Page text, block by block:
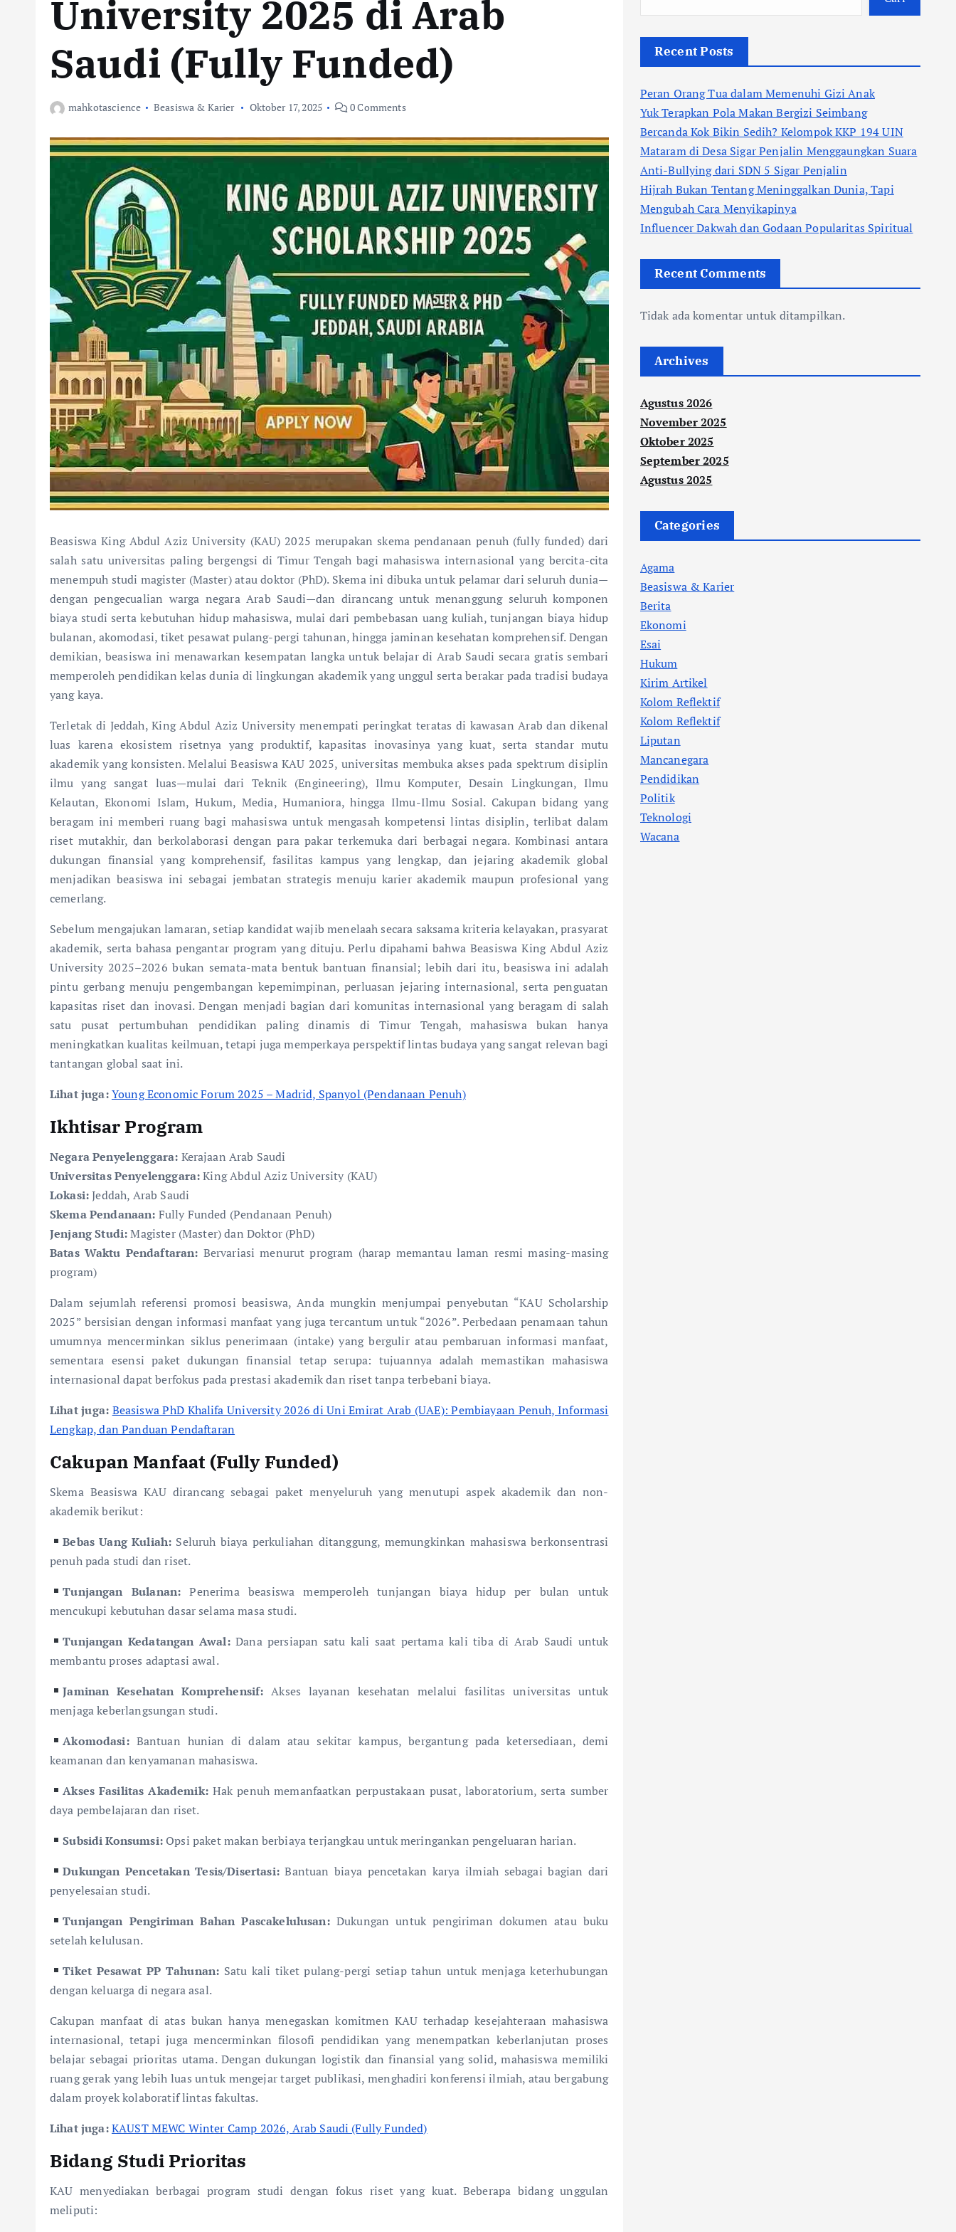
University 2025 di Arab
Saudi (Fully Funded)
mahkotascience Beasiswa & Karier Oktober 17, 2025 0 Comments
Beasiswa King Abdul Aziz University (KAU) 2025 merupakan skema pendanaan penuh (fully funded) dari
salah satu universitas paling bergengsi di Timur Tengah bagi mahasiswa internasional yang bercita-cita
menempuh studi magister (Master) atau doktor (PhD). Skema ini dibuka untuk pelamar dari seluruh dunia—
dengan pengecualian warga negara Arab Saudi—dan dirancang untuk menanggung seluruh komponen
biaya studi serta kebutuhan hidup mahasiswa, mulai dari pembebasan uang kuliah, tunjangan biaya hidup
bulanan, akomodasi, tiket pesawat pulang-pergi tahunan, hingga jaminan kesehatan komprehensif. Dengan
demikian, beasiswa ini menawarkan kesempatan langka untuk belajar di Arab Saudi secara gratis sembari
memperoleh pendidikan kelas dunia di lingkungan akademik yang unggul serta berakar pada tradisi budaya
yang kaya.
Terletak di Jeddah, King Abdul Aziz University menempati peringkat teratas di kawasan Arab dan dikenal
luas karena ekosistem risetnya yang produktif, kapasitas inovasinya yang kuat, serta standar mutu
akademik yang konsisten. Melalui Beasiswa KAU 2025, universitas membuka akses pada spektrum disiplin
ilmu yang sangat luas—mulai dari Teknik (Engineering), Ilmu Komputer, Desain Lingkungan, Ilmu
Kelautan, Ekonomi Islam, Hukum, Media, Humaniora, hingga Ilmu-Ilmu Sosial. Cakupan bidang yang
beragam ini memberi ruang bagi mahasiswa untuk mengasah kompetensi lintas disiplin, terlibat dalam
riset mutakhir, dan berkolaborasi dengan para pakar terkemuka dari berbagai negara. Kombinasi antara
dukungan finansial yang komprehensif, fasilitas kampus yang lengkap, dan jejaring akademik global
menjadikan beasiswa ini sebagai jembatan strategis menuju karier akademik maupun profesional yang
cemerlang.
Sebelum mengajukan lamaran, setiap kandidat wajib menelaah secara saksama kriteria kelayakan, prasyarat
akademik, serta bahasa pengantar program yang dituju. Perlu dipahami bahwa Beasiswa King Abdul Aziz
University 2025–2026 bukan semata-mata bentuk bantuan finansial; lebih dari itu, beasiswa ini adalah
pintu gerbang menuju pengembangan kepemimpinan, perluasan jejaring internasional, serta penguatan
kapasitas riset dan inovasi. Dengan menjadi bagian dari komunitas internasional yang beragam di salah
satu pusat pertumbuhan pendidikan paling dinamis di Timur Tengah, mahasiswa bukan hanya
meningkatkan kualitas keilmuan, tetapi juga memperkaya perspektif lintas budaya yang sangat relevan bagi
tantangan global saat ini.
Lihat juga:Young Economic Forum 2025 – Madrid, Spanyol (Pendanaan Penuh)
Ikhtisar Program
Negara Penyelenggara: Kerajaan Arab Saudi
Universitas Penyelenggara:King Abdul Aziz University (KAU)
Lokasi:Jeddah, Arab Saudi
Skema Pendanaan: Fully Funded (Pendanaan Penuh)
Jenjang Studi:Magister (Master) dan Doktor (PhD)
Batas Waktu Pendaftaran: Bervariasi menurut program (harap memantau laman resmi masing-masing
program)
Dalam sejumlah referensi promosi beasiswa, Anda mungkin menjumpai penyebutan “KAU Scholarship
2025” bersisian dengan informasi manfaat yang juga tercantum untuk “2026”. Perbedaan penamaan tahun
umumnya mencerminkan siklus penerimaan (intake) yang bergulir atau pembaruan informasi manfaat,
sementara esensi paket dukungan finansial tetap serupa: tujuannya adalah memastikan mahasiswa
internasional dapat berfokus pada prestasi akademik dan riset tanpa terbebani biaya.
Lihat juga: Beasiswa PhD Khalifa University 2026 di Uni Emirat Arab (UAE): Pembiayaan Penuh, Informasi
Lengkap, dan Panduan Pendaftaran
Cakupan Manfaat (Fully Funded)
Skema Beasiswa KAU dirancang sebagai paket menyeluruh yang menutupi aspek akademik dan non-
akademik berikut:
Bebas Uang Kuliah: Seluruh biaya perkuliahan ditanggung, memungkinkan mahasiswa berkonsentrasi
penuh pada studi dan riset.
Tunjangan Bulanan: Penerima beasiswa memperoleh tunjangan biaya hidup per bulan untuk
mencukupi kebutuhan dasar selama masa studi.
Tunjangan Kedatangan Awal:Dana persiapan satu kali saat pertama kali tiba di Arab Saudi untuk
membantu proses adaptasi awal.
Jaminan Kesehatan Komprehensif: Akses layanan kesehatan melalui fasilitas universitas untuk
menjaga keberlangsungan studi.
Akomodasi:Bantuan hunian di dalam atau sekitar kampus, bergantung pada ketersediaan, demi
keamanan dan kenyamanan mahasiswa.
Akses Fasilitas Akademik:Hak penuh memanfaatkan perpustakaan pusat, laboratorium, serta sumber
daya pembelajaran dan riset.
Subsidi Konsumsi:Opsi paket makan berbiaya terjangkau untuk meringankan pengeluaran harian.
Dukungan Pencetakan Tesis/Disertasi:Bantuan biaya pencetakan karya ilmiah sebagai bagian dari
penyelesaian studi.
Tunjangan Pengiriman Bahan Pascakelulusan:Dukungan untuk pengiriman dokumen atau buku
setelah kelulusan.
Tiket Pesawat PP Tahunan: Satu kali tiket pulang-pergi setiap tahun untuk menjaga keterhubungan
dengan keluarga di negara asal.
Cakupan manfaat di atas bukan hanya menegaskan komitmen KAU terhadap kesejahteraan mahasiswa
internasional, tetapi juga mencerminkan filosofi pendidikan yang menempatkan keberlanjutan proses
belajar sebagai prioritas utama. Dengan dukungan logistik dan finansial yang solid, mahasiswa memiliki
ruang gerak yang lebih luas untuk mengejar target publikasi, menghadiri konferensi ilmiah, atau bergabung
dalam proyek kolaboratif lintas fakultas.
Lihat juga:KAUST MEWC Winter Camp 2026, Arab Saudi (Fully Funded)
Bidang Studi Prioritas
KAU menyediakan berbagai program studi dengan fokus riset yang kuat. Beberapa bidang unggulan
meliputi:
Recent Posts
Peran Orang Tua dalam Memenuhi Gizi Anak
Yuk Terapkan Pola Makan Bergizi Seimbang
Bercanda Kok Bikin Sedih? Kelompok KKP 194 UIN
Mataram di Desa Sigar Penjalin Menggaungkan Suara
Anti-Bullying dari SDN 5 Sigar Penjalin
Hijrah Bukan Tentang Meninggalkan Dunia, Tapi
Mengubah Cara Menyikapinya
Influencer Dakwah dan Godaan Popularitas Spiritual
Recent Comments
Tidak ada komentar untuk ditampilkan.
Archives
Agustus 2026
November 2025
Oktober 2025
September 2025
Agustus 2025
Categories
Agama
Beasiswa & Karier
Berita
Ekonomi
Esai
Hukum
Kirim Artikel
Kolom Reflektif
Kolom Reflektif
Liputan
Mancanegara
Pendidikan
Politik
Teknologi
Wacana